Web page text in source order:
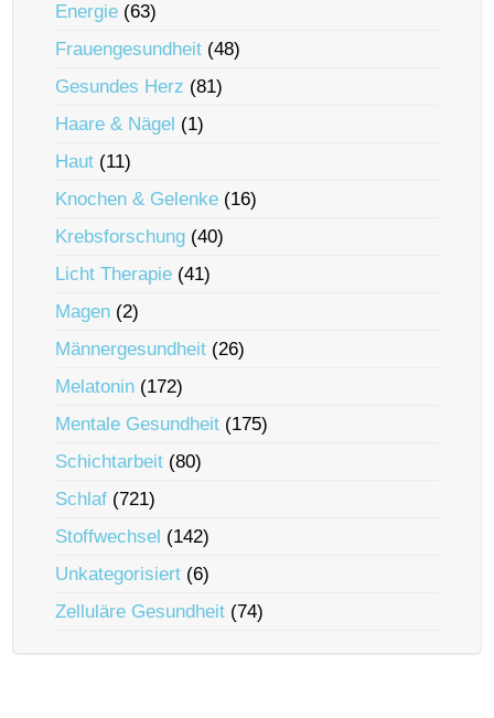
Energie (63)
Frauengesundheit (48)
Gesundes Herz (81)
Haare & Nägel (1)
Haut (11)
Knochen & Gelenke (16)
Krebsforschung (40)
Licht Therapie (41)
Magen (2)
Männergesundheit (26)
Melatonin (172)
Mentale Gesundheit (175)
Schichtarbeit (80)
Schlaf (721)
Stoffwechsel (142)
Unkategorisiert (6)
Zelluläre Gesundheit (74)